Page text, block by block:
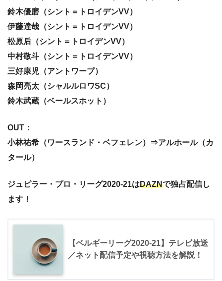
鈴木優磨（シント＝トロイデンVV）
伊藤達哉（シント＝トロイデンVV）
松原后（シント＝トロイデンVV）
中村敬斗（シント＝トロイデンVV）
三好康児（アントワープ）
森岡亮太（シャルルロワSC）
鈴木武蔵（ベールスホット）
OUT：
小林祐希（ワースランド・ベフェレン）⇒アルホール（カ
タール）
ジュピラー・プロ・リーグ2020-21はDAZNで独占配信し
ます！
【ベルギーリーグ2020-21】テレビ放送
／ネット配信予定や視聴方法を解説！